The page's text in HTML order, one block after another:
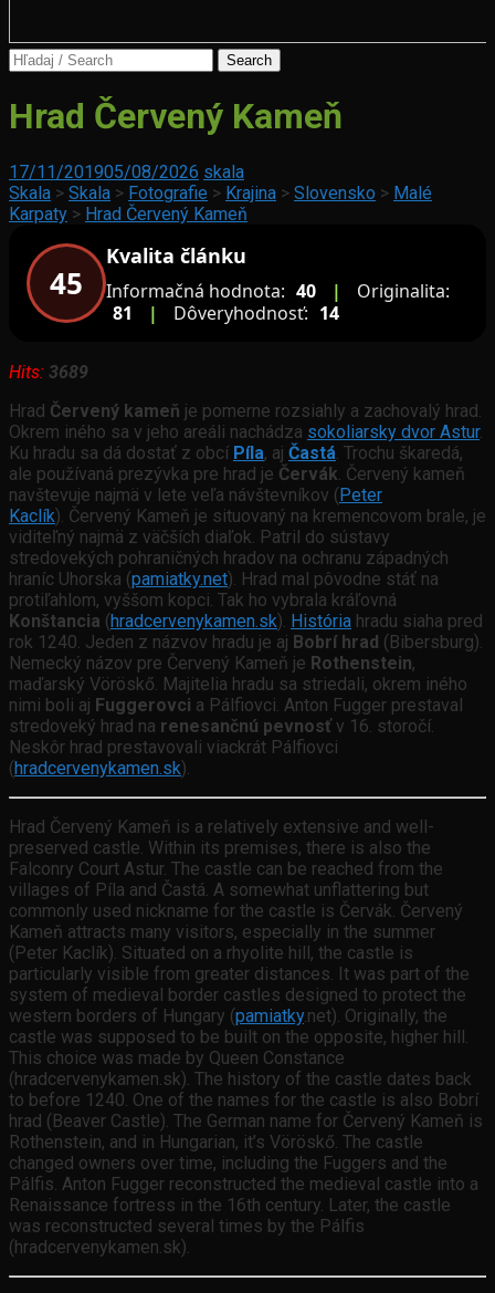
Search
Liptovský
Trnovec
Hrad Červený Kameň
Červený
Kláštor
17/11/201905/08/2026 skala
Skala > Skala > Fotografie > Krajina > Slovensko > Malé
Karpaty > Hrad Červený Kameň
45
Kvalita článku
Informačná hodnota: 40 |
Originalita:
81
| Dôveryhodnosť: 14
Hits: 3689
Hrad Červený kameň je pomerne rozsiahly a zachovalý hrad.
Okrem iného sa v jeho areáli nachádza sokoliarsky dvor Astur.
Ku hradu sa dá dostať z obcí Píla, aj Častá. Trochu škaredá,
ale používaná prezývka pre hrad je Červák. Červený kameň
navštevuje najmä v lete veľa návštevníkov (Peter
Kaclík). Červený Kameň je situovaný na kremencovom brale, je
viditeľný najmä z väčších diaľok. Patril do sústavy
stredovekých pohraničných hradov na ochranu západných
hraníc Uhorska (pamiatky.net). Hrad mal pôvodne stáť na
protiľahlom, vyššom kopci. Tak ho vybrala kráľovná
Konštancia (hradcervenykamen.sk). História hradu siaha pred
rok 1240. Jeden z názvov hradu je aj Bobrí hrad (Bibersburg).
Nemecký názov pre Červený Kameň je Rothenstein,
maďarský Vöröskő. Majitelia hradu sa striedali, okrem iného
nimi boli aj Fuggerovci a Pálfiovci. Anton Fugger prestaval
stredoveký hrad na renesančnú pevnosťv 16. storočí.
Neskôr hrad prestavovali viackrát Pálfiovci
(hradcervenykamen.sk).
Hrad Červený Kameň is a relatively extensive and well-
preserved castle. Within its premises, there is also the
Falconry Court Astur. The castle can be reached from the
villages of Píla and Častá. A somewhat unflattering but
commonly used nickname for the castle is Červák. Červený
Kameň attracts many visitors, especially in the summer
(Peter Kaclík). Situated on a rhyolite hill, the castle is
particularly visible from greater distances. It was part of the
system of medieval border castles designed to protect the
western borders of Hungary (pamiatky.net). Originally, the
castle was supposed to be built on the opposite, higher hill.
This choice was made by Queen Constance
(hradcervenykamen.sk). The history of the castle dates back
to before 1240. One of the names for the castle is also Bobrí
hrad (Beaver Castle). The German name for Červený Kameň is
Rothenstein, and in Hungarian, it’s Vöröskő. The castle
changed owners over time, including the Fuggers and the
Pálfis. Anton Fugger reconstructed the medieval castle into a
Renaissance fortress in the 16th century. Later, the castle
was reconstructed several times by the Pálfis
(hradcervenykamen.sk).